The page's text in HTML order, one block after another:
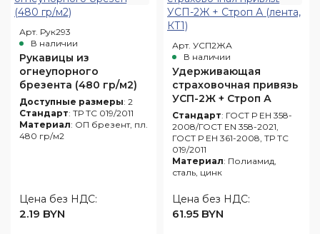
Арт. Рук293
В наличии
Рукавицы из
огнеупорного
брезента (480 гр/м2)
Доступные размеры: 2
Стандарт: ТР ТС 019/2011
Материал: ОП брезент, пл.
480 гр/м2
Цена без НДС:
2.19 BYN
Арт. УСП2ЖА
В наличии
Удерживающая
страховочная привязь
УСП-2Ж + Строп А
(лента, КТ1)
Стандарт: ГОСТ Р ЕН 358-
2008/ГОСТ EN 358-2021,
ГОСТ Р ЕН 361-2008, ТР ТС
019/2011
Материал: Полиамид,
сталь, цинк
Цена без НДС:
61.95 BYN